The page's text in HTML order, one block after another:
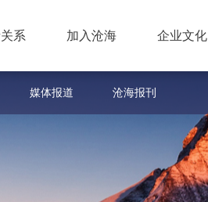
系 加入沧海 企业文化
媒体报道 沧海报刊